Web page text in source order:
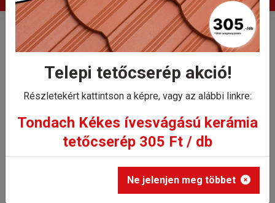
Tondach Homlokdeszka
kampó 333
Tondach Homlokdeszka kampó 333
Telepi tetőcserép akció!
Részletekért kattintson a képre, vagy az alábbi linkre:
Tondach Kékes ívesvágású kerámia
tetőcserép 305 Ft / db
Ne jelenjen meg többet